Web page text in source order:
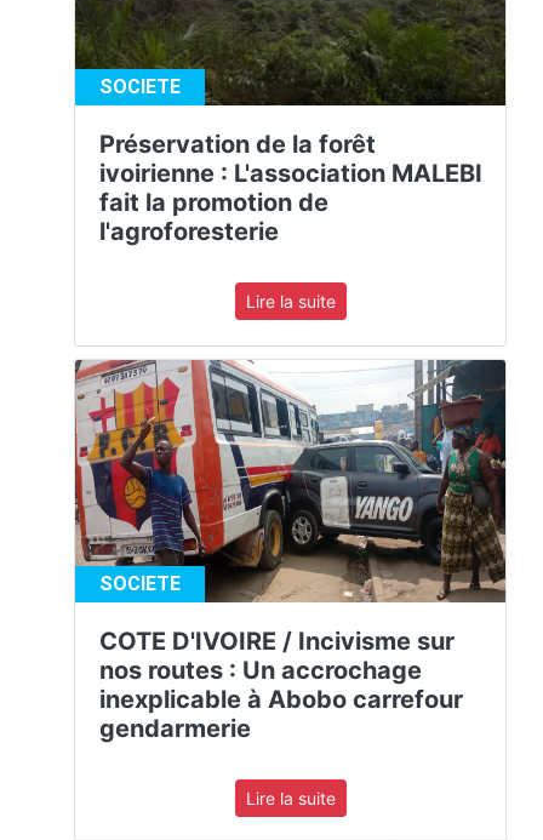
SOCIETE
Préservation de la forêt
ivoirienne : L'association MALEBI
fait la promotion de
l'agroforesterie
Lire la suite
SOCIETE
COTE D'IVOIRE / Incivisme sur
nos routes : Un accrochage
inexplicable à Abobo carrefour
gendarmerie
Lire la suite